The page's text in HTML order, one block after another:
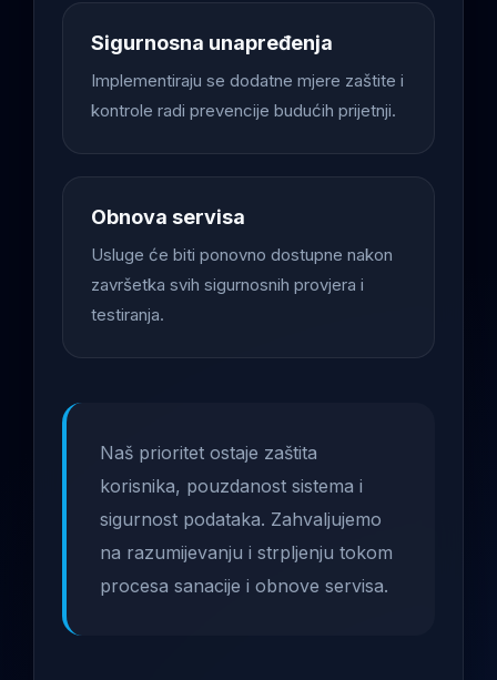
Sigurnosna unapređenja
Implementiraju se dodatne mjere zaštite i
kontrole radi prevencije budućih prijetnji.
Obnova servisa
Usluge će biti ponovno dostupne nakon
završetka svih sigurnosnih provjera i
testiranja.
Naš prioritet ostaje zaštita
korisnika, pouzdanost sistema i
sigurnost podataka. Zahvaljujemo
na razumijevanju i strpljenju tokom
procesa sanacije i obnove servisa.